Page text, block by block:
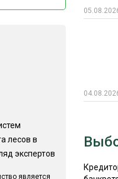
ИТОГИ
лесов в
экспертов
является